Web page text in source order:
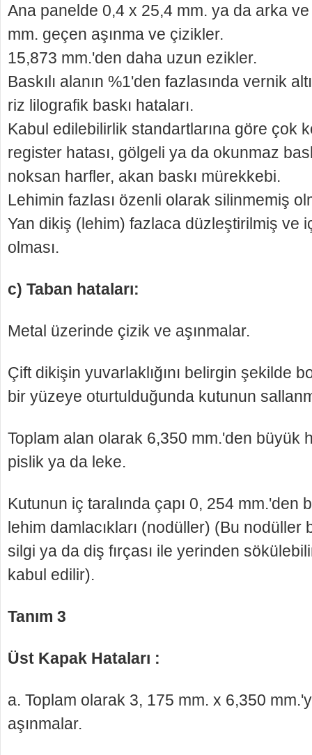
Ana panelde 0,4 x 25,4 mm. ya da arka
mm. geçen aşınma ve çizikler.
15,873 mm.'den daha uzun ezikler.
Baskılı alanın %1'den fazlasında vernik
riz lilografik baskı hataları.
Kabul edilebilirlik standartlarına göre çok
register hatası, gölgeli ya da okunmaz
noksan harfler, akan baskı mürekkebi.
Lehimin fazlası özenli olarak silinmemiş
Yan dikiş (lehim) fazlaca düzleştirilmiş ve
olması.
c) Taban hataları:
Metal üzerinde çizik ve aşınmalar.
Çift dikişin yuvarlaklığını belirgin şekilde
bir yüzeye oturtulduğunda kutunun
Toplam alan olarak 6,350 mm.'den büyük
pislik ya da leke.
Kutunun iç taralında çapı 0, 254 mm.'den
lehim damlacıkları (nodüller) (Bu nodüller
sil­gi ya da diş fırçası ile yerinden
kabul edilir).
Tanım 3
Üst Kapak Hataları :
a. Toplam olarak 3, 175 mm. x 6,350
aşınma­lar.